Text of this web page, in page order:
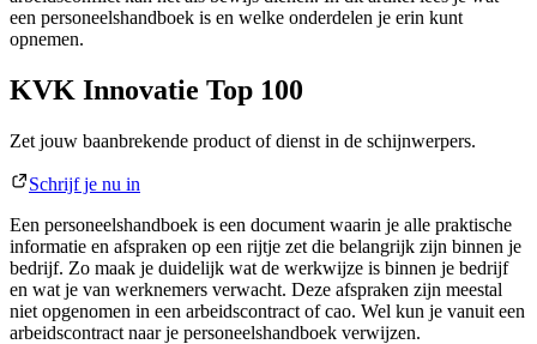
een personeelshandboek is en welke onderdelen je erin kunt
opnemen.
KVK Innovatie Top 100
Zet jouw baanbrekende product of dienst in de schijnwerpers.
Schrijf je nu in
Een personeelshandboek is een document waarin je alle praktische
informatie en afspraken op een rijtje zet die belangrijk zijn binnen je
bedrijf. Zo maak je duidelijk wat de werkwijze is binnen je bedrijf
en wat je van werknemers verwacht. Deze afspraken zijn meestal
niet opgenomen in een arbeidscontract of cao. Wel kun je vanuit een
arbeidscontract naar je personeelshandboek verwijzen.